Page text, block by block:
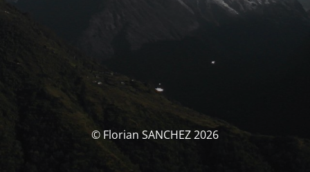
© Florian SANCHEZ 2026